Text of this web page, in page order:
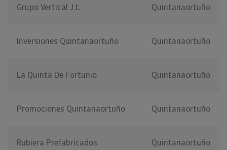
Grupo Vertical J.t. Quintanaortuño
Inversiones Quintanaortuño Quintanaortuño
La Quinta De Fortunio Quintanaortuño
Promociones Quintanaortuño Quintanaortuño
Rubiera Prefabricados Quintanaortuño